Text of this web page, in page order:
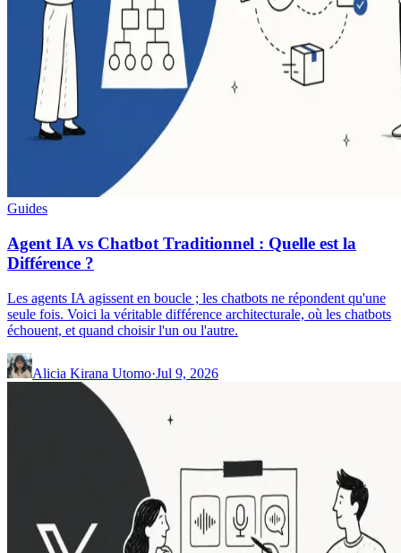
Guides
Agent IA vs Chatbot Traditionnel : Quelle est la
Différence ?
Les agents IA agissent en boucle ; les chatbots ne répondent qu'une
seule fois. Voici la véritable différence architecturale, où les chatbots
échouent, et quand choisir l'un ou l'autre.
Alicia Kirana Utomo·Jul 9, 2026